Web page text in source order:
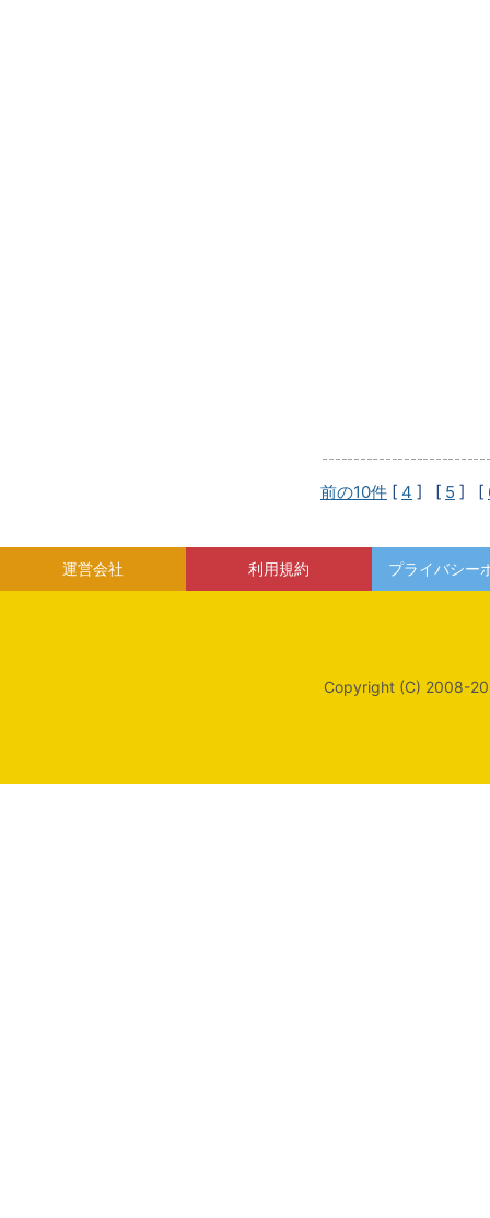
前の10件 [ 4 ] [ 5 ] [
運営会社 利用規約 プライバシー
Copyright (C) 2008-